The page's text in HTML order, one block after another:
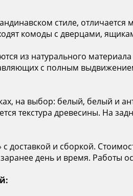
стиле,
комоды с дверцами,
из натурального
с полным
на выбор: белый, белый и
текстура древесины. На
и сборкой.
день и время.